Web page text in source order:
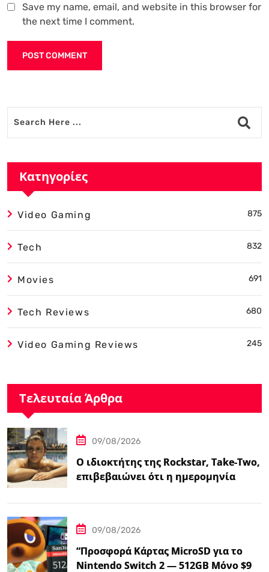
Save my name, email, and website in this browser for
the next time I comment.
Κατηγορίες
Video Gaming 875
Tech 832
Movies 691
Tech Reviews 680
Video Gaming Reviews 245
Τελευταία Άρθρα
09/08/2026
Ο ιδιοκτήτης της Rockstar, Take-Two,
επιβεβαιώνει ότι η ημερομηνία
09/08/2026
“Προσφορά Κάρτας MicroSD για το
Nintendo Switch 2 — 512GB Μόνο $98